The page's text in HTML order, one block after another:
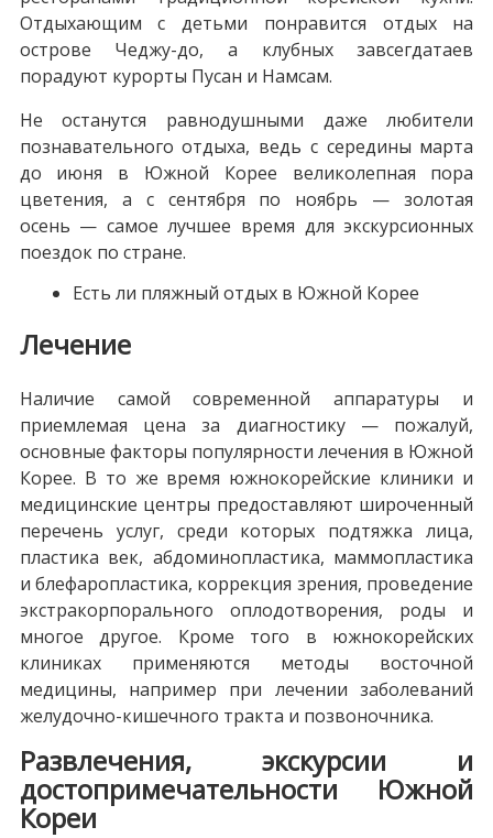
Отдыхающим с детьми понравится отдых на
острове Чеджу-до, а клубных завсегдатаев
порадуют курорты Пусан и Намсам.
Не останутся равнодушными даже любители
познавательного отдыха, ведь с середины марта
до июня в Южной Корее великолепная пора
цветения, а с сентября по ноябрь — золотая
осень — самое лучшее время для экскурсионных
поездок по стране.
Есть ли пляжный отдых в Южной Корее
Лечение
Наличие самой современной аппаратуры и
приемлемая цена за диагностику — пожалуй,
основные факторы популярности лечения в Южной
Корее. В то же время южнокорейские клиники и
медицинские центры предоставляют широченный
перечень услуг, среди которых подтяжка лица,
пластика век, абдоминопластика, маммопластика
и блефаропластика, коррекция зрения, проведение
экстракорпорального оплодотворения, роды и
многое другое. Кроме того в южнокорейских
клиниках применяются методы восточной
медицины, например при лечении заболеваний
желудочно-кишечного тракта и позвоночника.
Развлечения, экскурсии и
достопримечательности Южной
Кореи